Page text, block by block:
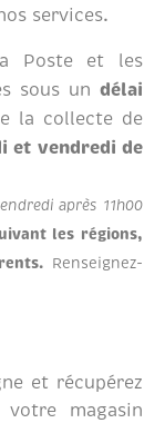
services.
Poste et les
sous un délai
la collecte de
et vendredi de
après 11h00
les régions,
Renseignez-
et récupérez
magasin